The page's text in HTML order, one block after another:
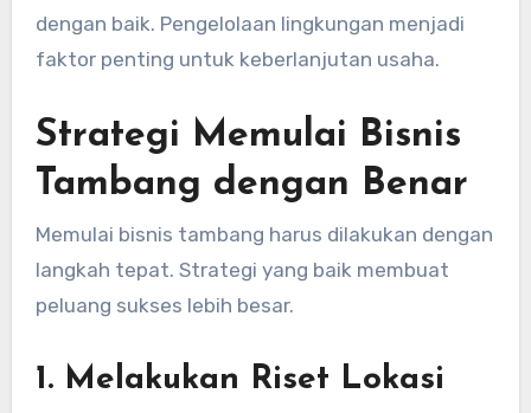
dengan baik. Pengelolaan lingkungan menjadi
faktor penting untuk keberlanjutan usaha.
Strategi Memulai Bisnis
Tambang dengan Benar
Memulai bisnis tambang harus dilakukan dengan
langkah tepat. Strategi yang baik membuat
peluang sukses lebih besar.
1. Melakukan Riset Lokasi